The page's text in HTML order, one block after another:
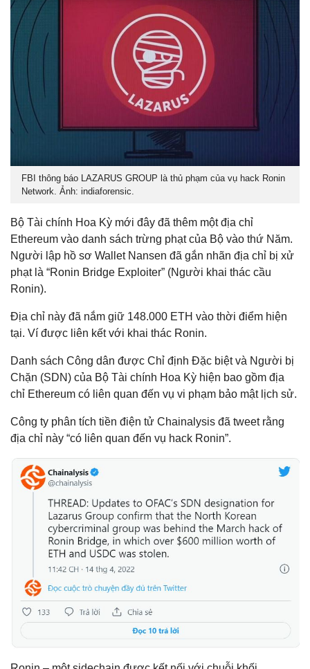
FBI thông báo LAZARUS GROUP là thủ phạm của vụ hack Ronin
Network. Ảnh: indiaforensic.
Bộ Tài chính Hoa Kỳ mới đây đã thêm một địa chỉ
Ethereum vào danh sách trừng phạt của Bộ vào thứ Năm.
Người lập hồ sơ Wallet Nansen đã gắn nhãn địa chỉ bị xử
phạt là “Ronin Bridge Exploiter” (Người khai thác cầu
Ronin).
Địa chỉ này đã nắm giữ 148.000 ETH vào thời điểm hiện
tại. Ví được liên kết với khai thác Ronin.
Danh sách Công dân được Chỉ định Đặc biệt và Người bị
Chặn (SDN) của Bộ Tài chính Hoa Kỳ hiện bao gồm địa
chỉ Ethereum có liên quan đến vụ vi phạm bảo mật lịch sử.
Công ty phân tích tiền điện tử Chainalysis đã tweet rằng
địa chỉ này “có liên quan đến vụ hack Ronin”.